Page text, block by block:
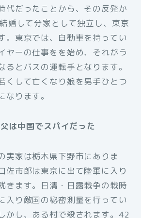
代だったことから、その反発か
婚して分家として独立し、東京
。東京では、自動車を持ってい
ヤーの仕事をを始め、それがう
るとバスの運転手となります。
くして亡くなり娘を男手ひとつ
なります。
は中国でスパイだった
実家は栃木県下野市にありま
佐市郎は東京に出て陸軍に入り
きます。日清・日露戦争の戦時
入り敵国の秘密測量を行ってい
かし、ある村で殺されます。42